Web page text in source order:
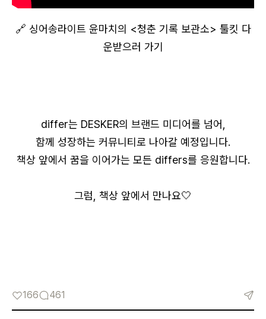
🔗 싱어송라이트 윤마치의 <청춘 기록 보관소> 툴킷 다
운받으러 가기
differ는 DESKER의 브랜드 미디어를 넘어,
함께 성장하는 커뮤니티로 나아갈 예정입니다.
책상 앞에서 꿈을 이어가는 모든 differs를 응원합니다.
그럼, 책상 앞에서 만나요🤍
166 461